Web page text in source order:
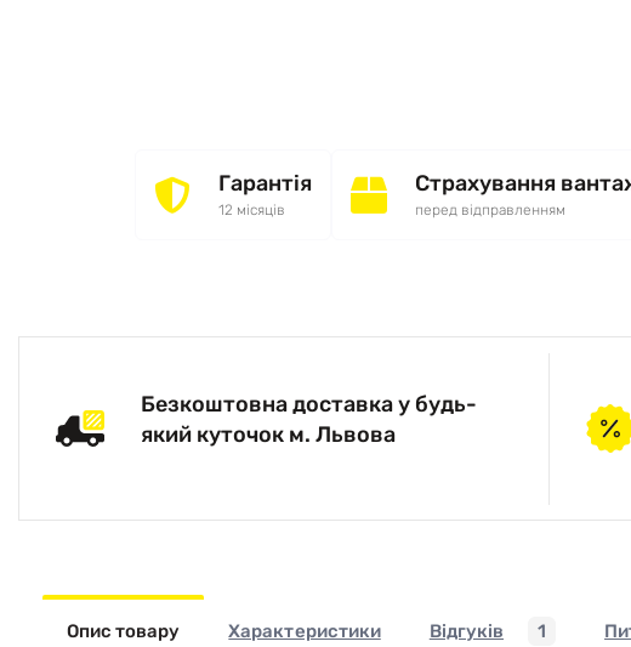
Гарантія
12 місяців
Страхування
перед відправленням
Безкоштовна доставка у будь-
який куточок м. Львова
Опис товару Характеристики Відгуків 1